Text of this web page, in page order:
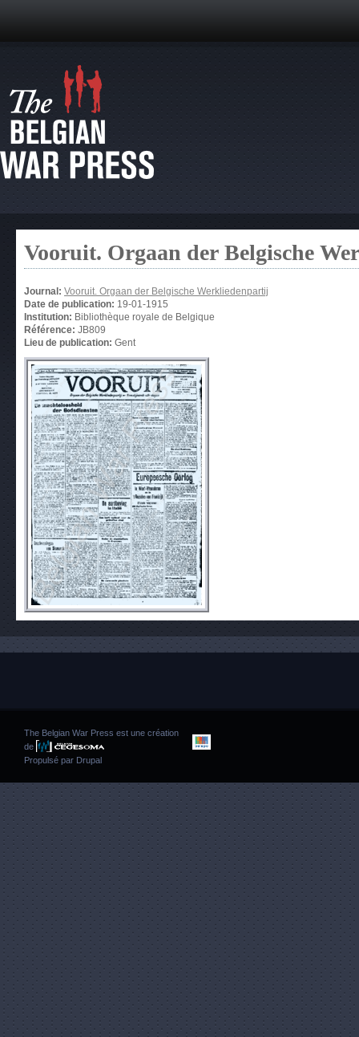
Vooruit. Orgaan der Belgische
Journal: Vooruit. Orgaan der Belgische Werkliedenpartij
Date de publication: 19-01-1915
Institution: Bibliothèque royale de Belgique
Référence: JB809
Lieu de publication: Gent
The Belgian War Press est une création
de
Propulsé par Drupal